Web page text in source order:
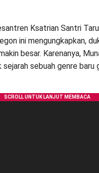
Ksatrian Santri
ini mengungkapkan,
besar. Karenanya,
sebuah genre baru